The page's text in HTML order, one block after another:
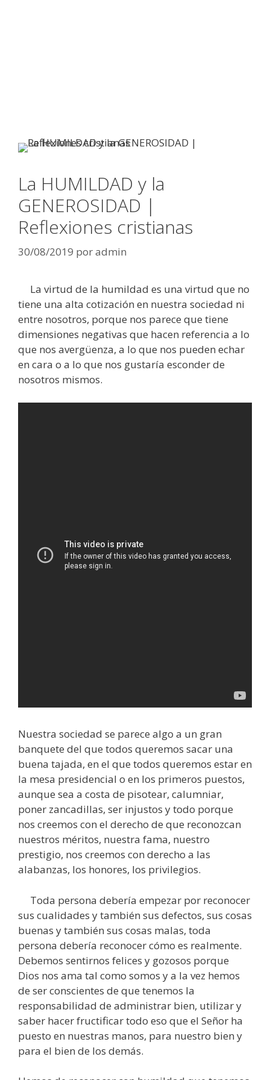
La HUMILDAD y la
GENEROSIDAD |
Reflexiones cristianas
30/08/2019 poradmin
La virtud de la humildad es una virtud que no
tiene una alta cotización en nuestra sociedad ni
entre nosotros, porque nos parece que tiene
dimensiones negativas que hacen referencia a lo
que nos avergüenza, a lo que nos pueden echar
en cara o a lo que nos gustaría esconder de
nosotros mismos.
Nuestra sociedad se parece algo a un gran
banquete del que todos queremos sacar una
buena tajada, en el que todos queremos estar en
la mesa presidencial o en los primeros puestos,
aunque sea a costa de pisotear, calumniar,
poner zancadillas, ser injustos y todo porque
nos creemos con el derecho de que reconozcan
nuestros méritos, nuestra fama, nuestro
prestigio, nos creemos con derecho a las
alabanzas, los honores, los privilegios.
Toda persona debería empezar por reconocer
sus cualidades y también sus defectos, sus cosas
buenas y también sus cosas malas, toda
persona debería reconocer cómo es realmente.
Debemos sentirnos felices y gozosos porque
Dios nos ama tal como somos y a la vez hemos
de ser conscientes de que tenemos la
responsabilidad de administrar bien, utilizar y
saber hacer fructificar todo eso que el Señor ha
puesto en nuestras manos, para nuestro bien y
para el bien de los demás.